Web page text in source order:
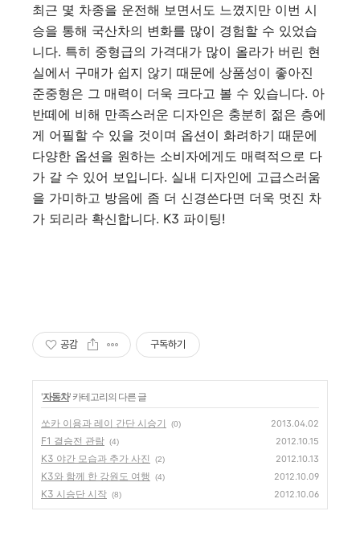
최근 몇 차종을 운전해 보면서도 느꼈지만 이번 시
승을 통해 국산차의 변화를 많이 경험할 수 있었습
니다. 특히 중형급의 가격대가 많이 올라가 버린 현
실에서 구매가 쉽지 않기 때문에 상품성이 좋아진
준중형은 그 매력이 더욱 크다고 볼 수 있습니다. 아
반떼에 비해 만족스러운 디자인은 충분히 젊은 층에
게 어필할 수 있을 것이며 옵션이 화려하기 때문에
다양한 옵션을 원하는 소비자에게도 매력적으로 다
가 갈 수 있어 보입니다. 실내 디자인에 고급스러움
을 가미하고 방음에 좀 더 신경쓴다면 더욱 멋진 차
가 되리라 확신합니다. K3 파이팅!
공감 구독하기
'자동차' 카테고리의 다른 글
쏘카 이용과 레이 간단 시승기 (0) 2013.04.02
F1 결승전 관람 (4) 2012.10.15
K3 야간 모습과 추가 사진 (2) 2012.10.13
K3와 함께 한 강원도 여행 (4) 2012.10.09
K3 시승단 시작 (8) 2012.10.06